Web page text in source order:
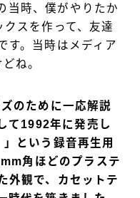
当時、僕がやりたか
スを作って、友達
す。当時はメディア
ね。
のために一応解説
て1992年に発売し
という録音再生用
角ほどのプラステ
外観で、カセットテ